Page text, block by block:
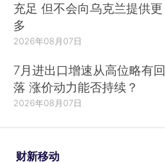
充足 但不会向乌克兰提供更
多
2026年08月07日
7月进出口增速从高位略有回
落 涨价动力能否持续？
2026年08月07日
财新移动